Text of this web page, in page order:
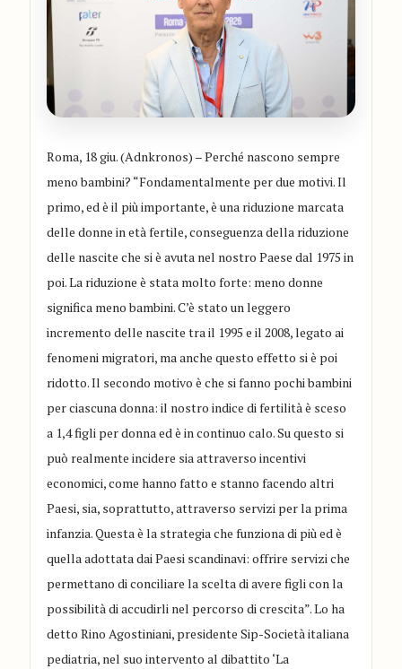
Roma, 18 giu. (Adnkronos) – Perché nascono sempre
meno bambini? “Fondamentalmente per due motivi. Il
primo, ed è il più importante, è una riduzione marcata
delle donne in età fertile, conseguenza della riduzione
delle nascite che si è avuta nel nostro Paese dal 1975 in
poi. La riduzione è stata molto forte: meno donne
significa meno bambini. C’è stato un leggero
incremento delle nascite tra il 1995 e il 2008, legato ai
fenomeni migratori, ma anche questo effetto si è poi
ridotto. Il secondo motivo è che si fanno pochi bambini
per ciascuna donna: il nostro indice di fertilità è sceso
a 1,4 figli per donna ed è in continuo calo. Su questo si
può realmente incidere sia attraverso incentivi
economici, come hanno fatto e stanno facendo altri
Paesi, sia, soprattutto, attraverso servizi per la prima
infanzia. Questa è la strategia che funziona di più ed è
quella adottata dai Paesi scandinavi: offrire servizi che
permettano di conciliare la scelta di avere figli con la
possibilità di accudirli nel percorso di crescita”. Lo ha
detto Rino Agostiniani, presidente Sip-Società italiana
pediatria, nel suo intervento al dibattito ‘La